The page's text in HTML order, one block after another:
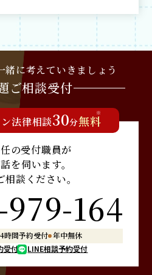
緒に考えていきましょう
ご相談受付
法律相談30分無料
※
の受付職員が
を伺います。
談ください。
979-164
時間予約受付 年中無休
受付
LINE相談予約受付